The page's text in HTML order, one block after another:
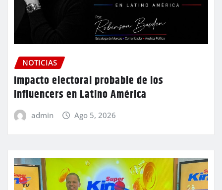
NOTICIAS
Impacto electoral probable de los
influencers en Latino América
admin Ago 5, 2026